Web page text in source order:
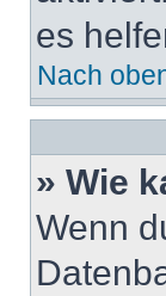
es
Nach
» Wie
Wenn